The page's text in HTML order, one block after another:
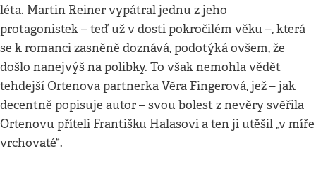
léta. Martin Reiner vypátral jednu z jeho
protagonistek – teď už v dosti pokročilém věku –, která
se k romanci zasněně doznává, podotýká ovšem, že
došlo nanejvýš na polibky. To však nemohla vědět
tehdejší Ortenova partnerka Věra Fingerová, jež – jak
decentně popisuje autor – svou bolest z nevěry svěřila
Ortenovu příteli Františku Halasovi a ten ji utěšil „v míře
vrchovaté“.